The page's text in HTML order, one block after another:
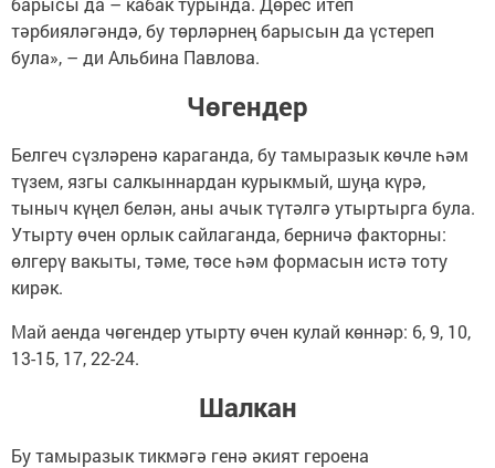
тәрбияләгәндә, бу төрләрнең барысын да үстереп
була», – ди Альбина Павлова.
Чөгендер
Белгеч сүзләренә караганда, бу тамыразык көчле һәм
түзем, язгы салкыннардан курыкмый, шуңа күрә,
тыныч күңел белән, аны ачык түтәлгә утыртырга була.
Утырту өчен орлык сайлаганда, берничә факторны:
өлгерү вакыты, тәме, төсе һәм формасын истә тоту
кирәк.
Май аенда чөгендер утырту өчен кулай көннәр: 6, 9, 10,
13-15, 17, 22-24.
Шалкан
Бу тамыразык тикмәгә генә әкият героена